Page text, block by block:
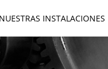
NUESTRAS INSTALACIONES